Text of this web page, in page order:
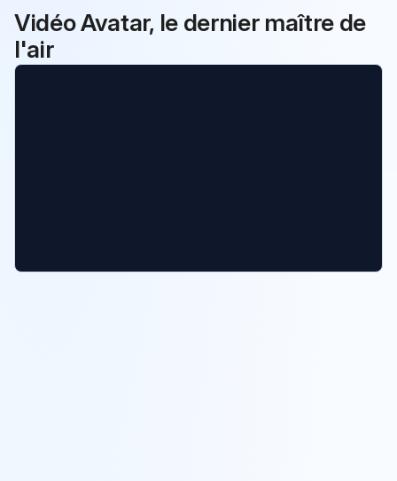
Vidéo Avatar, le dernier maître de
l'air